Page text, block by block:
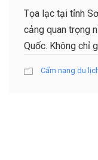
Tọa lạc tại tỉnh
cảng quan trọng
Quốc. Không chỉ
Cẩm nang du